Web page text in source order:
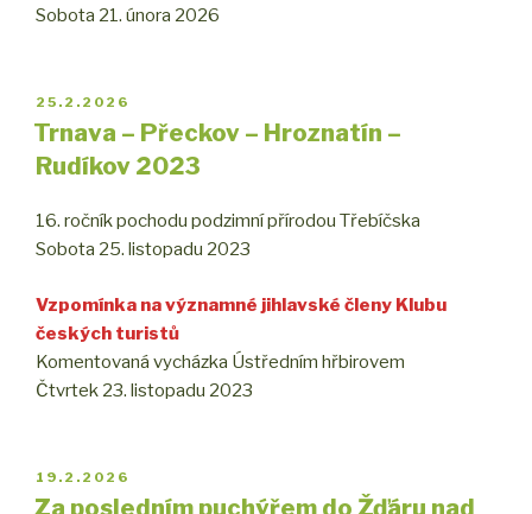
Sobota 21. února 2026
PUBLIKOVÁNO
25.2.2026
Trnava – Přeckov – Hroznatín –
Rudíkov 2023
16. ročník pochodu podzimní přírodou Třebíčska
Sobota 25. listopadu 2023
Vzpomínka na významné jihlavské členy Klubu
českých turistů
Komentovaná vycházka Ústředním hřbirovem
Čtvrtek 23. listopadu 2023
PUBLIKOVÁNO
19.2.2026
Za posledním puchýřem do Žďáru nad